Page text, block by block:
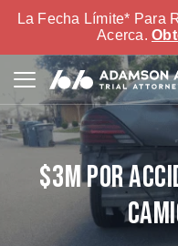
La Fecha Límite* Para
Acerca.
$3M por